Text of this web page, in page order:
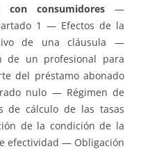
consumidores —
1 — Efectos de la
de una cláusula —
de un profesional para
del préstamo abonado
nulo — Régimen de
de cálculo de las tasas
de la condición de la
efectividad — Obligación